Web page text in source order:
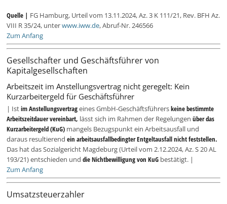
Quelle | FG Hamburg, Urteil vom 13.11.2024, Az. 3 K 111/21, Rev. BFH Az.
VIII R 35/24, unterwww.iww.de, Abruf-Nr. 246566
Zum Anfang
Gesellschafter und Geschäftsführer von
Kapitalgesellschaften
Arbeitszeit im Anstellungsvertrag nicht geregelt: Kein
Kurzarbeitergeld für Geschäftsführer
| Istim Anstellungsvertrageines GmbH-Geschäftsführerskeine bestimmte
Arbeitszeitdauer vereinbart, lässt sich im Rahmen der Regelungenüber das
Kurzarbeitergeld (KuG) mangels Bezugspunkt ein Arbeitsausfall und
daraus resultierendein arbeitsausfallbedingter Entgeltausfall nicht feststellen.
Das hat das Sozialgericht Magdeburg (Urteil vom 2.12.2024, Az. S 20 AL
193/21) entschieden unddie Nichtbewilligung von KuG bestätigt. |
Zum Anfang
Umsatzsteuerzahler